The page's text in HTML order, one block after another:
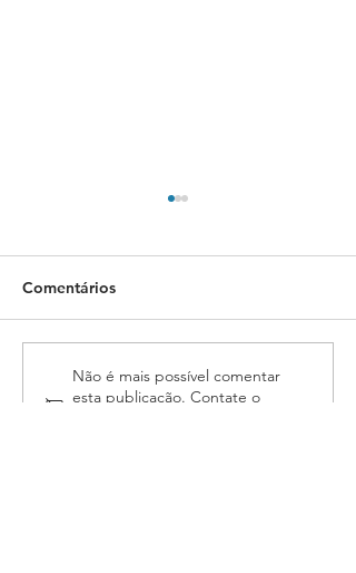
Isenção de tributos para
aquisição de veículos:
Comentários
Não é mais possível comentar
esta publicação. Contate o